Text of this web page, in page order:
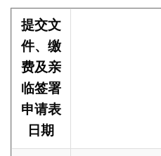
提交文
件、缴
费及亲
临签署
申请表
日期